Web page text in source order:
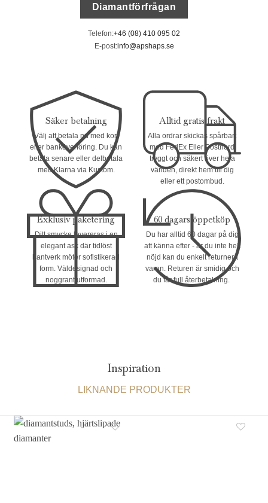
Diamantförfrågan
Telefon:+46 (08) 410 095 02
E-post:info@apshaps.se
Säker betalning
Välj att betala nu med kort
eller banköverföring. Du kan
betala senare eller delbetala
med Klarna via Kustom.
Alltid gratis frakt
Alla ordrar skickas spårbart
med FedEx Eller Postnord
tryggt och säkert över hela
världen, direkt hem till dig
eller ett postombud.
Exklusiv paketering
Ditt smycke levereras i en
elegant ask där tidlöst
hantverk möter sofistikerad
form. Väldesignad och
noggrant utformad.
60 dagars öppetköp
Du har alltid 60 dagar på dig
att känna efter - är du inte helt
nöjd kan du enkelt returnera
varan. Returen är smidig och
du får full återbetalning.
Inspiration
LIKNANDE PRODUKTER